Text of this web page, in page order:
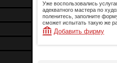
Уже воспользовались
адекватного мастера по
поленитесь, заполните
сможет испытать такую же
Добавить фирму